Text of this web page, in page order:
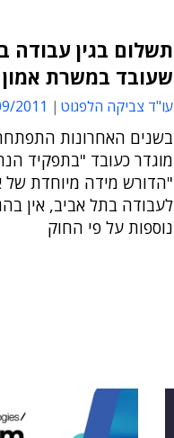
תשלום בגין עבודה
שעובד במשרת אמון
עו"ד צביקה הלפגוט 18:14
בשנים האחרונות
מוגדר כעובד "בתפקיד
"הדורש מידה מיוחדת של
לעבודה בתל אביב, אין
נוספות על פי החוק